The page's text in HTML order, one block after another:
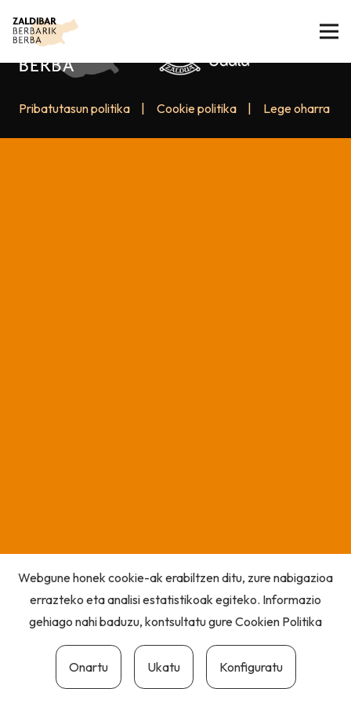
Pribatutasun politika Cookie politika Lege oharra
Webgune honek cookie-ak erabiltzen ditu, zure nabigazioa
errazteko eta analisi estatistikoak egiteko. Informazio
gehiago nahi baduzu, kontsultatu gureCookien Politika
Onartu Ukatu Konfiguratu